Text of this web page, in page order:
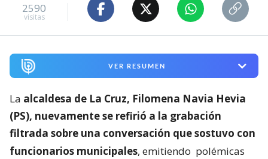
2590
visitas
VER RESUMEN
La alcaldesa de La Cruz, Filomena Navia Hevia
(PS), nuevamente se refirió a la grabación
filtrada sobre una conversación que sostuvo con
funcionarios municipales, emitiendo polémicas